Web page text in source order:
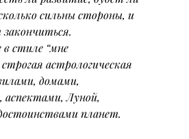
сильны стороны, и
в стиле “мне
астрологическая
домами,
аспектами, Луной,
планет.